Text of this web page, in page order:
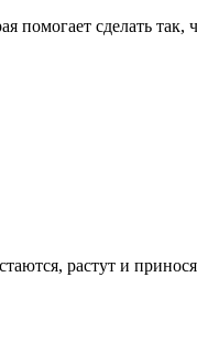
сделать так,
растут и